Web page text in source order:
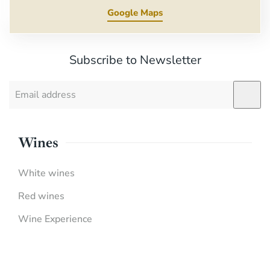
Google Maps
Subscribe to Newsletter
Wines
White wines
Red wines
Wine Experience